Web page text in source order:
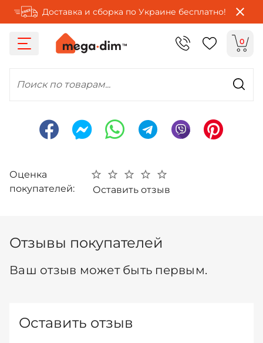
Доставка и сборка по Украине бесплатно!
0
Поиск по товарам...
Оценка
покупателей:
Оставить отзыв
Отзывы покупателей
Ваш отзыв может быть первым.
Оставить отзыв